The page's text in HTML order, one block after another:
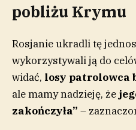
pobliżu Krymu
Rosjanie ukradli tę
wykorzystywali ją do
widać, losy patrolowca
ale mamy nadzieję, że
zakończyła” –